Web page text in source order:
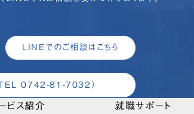
LINEでのご相談はこちら
TEL 0742-81-7032）
ビス紹介 就職サポート